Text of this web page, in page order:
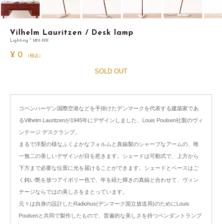
Vilhelm Lauritzen / Desk lamp
Lighting * 1801-1931
¥ 0 （税込）
SOLD OUT
コペンハーゲン国際空港などを手掛けたデンマークを代表する建築家であ
るVilhelm Lauritzenが1945年にデザインしました、Louis Poulsen社製のヴィ
ンテージ デスクランプ。
まるで洋梨の様なふくよかなフォルムと真鍮製のシャープなアームの、唯
一無二の美しいデザインが目を惹きます。シェードは可動式で、上方から
下方まで必要な位置に光を届けることができます。シェードとベースはご
く鈍い艶を放つアイボリー色で、年を経た輝きの真鍮と合わせて、ヴィン
テージならではの美しさをまとっています。
元々は自身の設計したRadiohus(デンマーク国立放送局)のためにLouis
Poulsenと共同で製作したもので、普遍的な美しさを持つペンダントランプ